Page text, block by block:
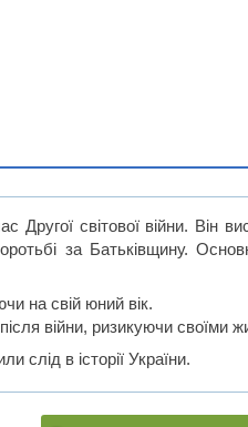
світової війни. Він
за Батьківщину.
на свій юний вік.
війни, ризикуючи своїми
слід в історії України.